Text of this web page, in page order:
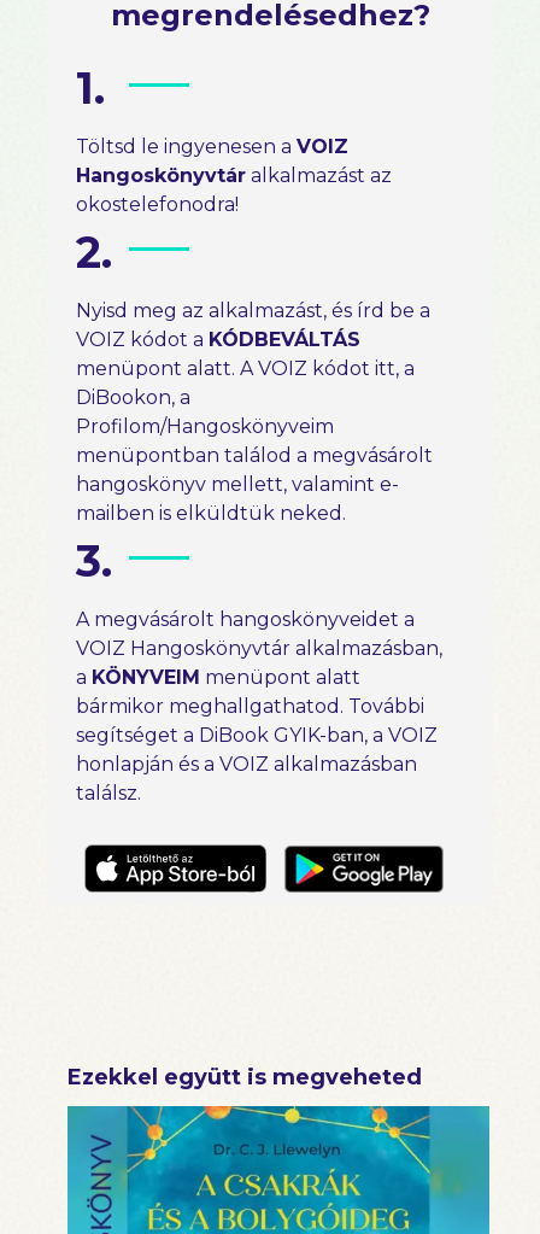
megrendelésedhez?
1.
Töltsd le ingyenesen a VOIZ
Hangoskönyvtár alkalmazást az
okostelefonodra!
2.
Nyisd meg az alkalmazást, és írd be a
VOIZ kódot a KÓDBEVÁLTÁS
menüpont alatt. A VOIZ kódot itt, a
DiBookon, a
Profilom/Hangoskönyveim
menüpontban találod a megvásárolt
hangoskönyv mellett, valamint e-
mailben is elküldtük neked.
3.
A megvásárolt hangoskönyveidet a
VOIZ Hangoskönyvtár alkalmazásban,
a KÖNYVEIM menüpont alatt
bármikor meghallgathatod. További
segítséget a DiBook GYIK-ban, a VOIZ
honlapján és a VOIZ alkalmazásban
találsz.
Ezekkel együtt is megveheted